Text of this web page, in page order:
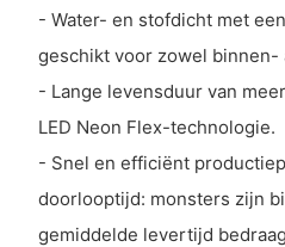
- Water- en stofdicht met
geschikt voor zowel binnen-
- Lange levensduur van
LED Neon Flex-technologie.
- Snel en efficiënt
doorlooptijd: monsters zijn
gemiddelde levertijd